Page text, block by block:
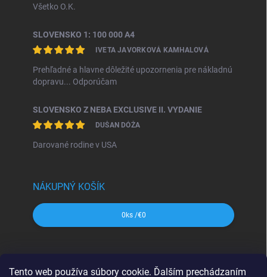
Tento web používa súbory cookie. Ďalším prechádzaním
Všetko O.K.
SLOVENSKO 1: 100 000 A4
IVETA JAVORKOVÁ KAMHALOVÁ
Prehľadné a hlavne dôležité upozornenia pre nákladnú
dopravu... Odporúčam
SLOVENSKO Z NEBA EXCLUSIVE II. VYDANIE
DUŠAN DÓŽA
Darované rodine v USA
NÁKUPNÝ KOŠÍK
0 ks /€0